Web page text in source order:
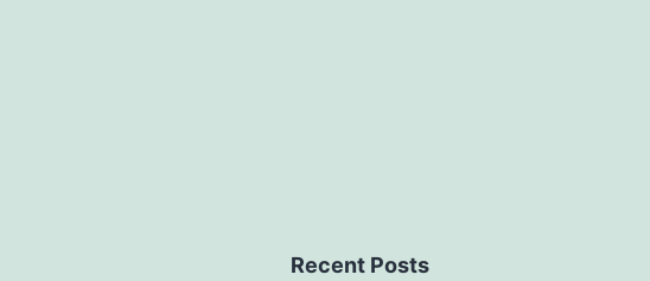
Recent Posts